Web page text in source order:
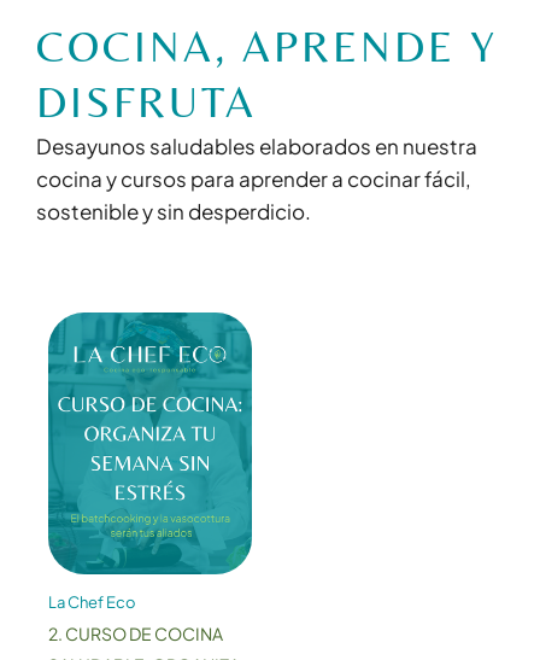
COCINA, APRENDE Y
DISFRUTA
Desayunos saludables elaborados en nuestra
cocina y cursos para aprender a cocinar fácil,
sostenible y sin desperdicio.
La Chef Eco
2. CURSO DE COCINA